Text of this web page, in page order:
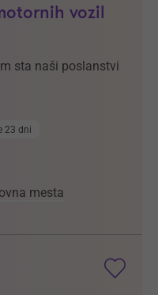
vozil
sta naši poslanstvi
23 dni
mesta